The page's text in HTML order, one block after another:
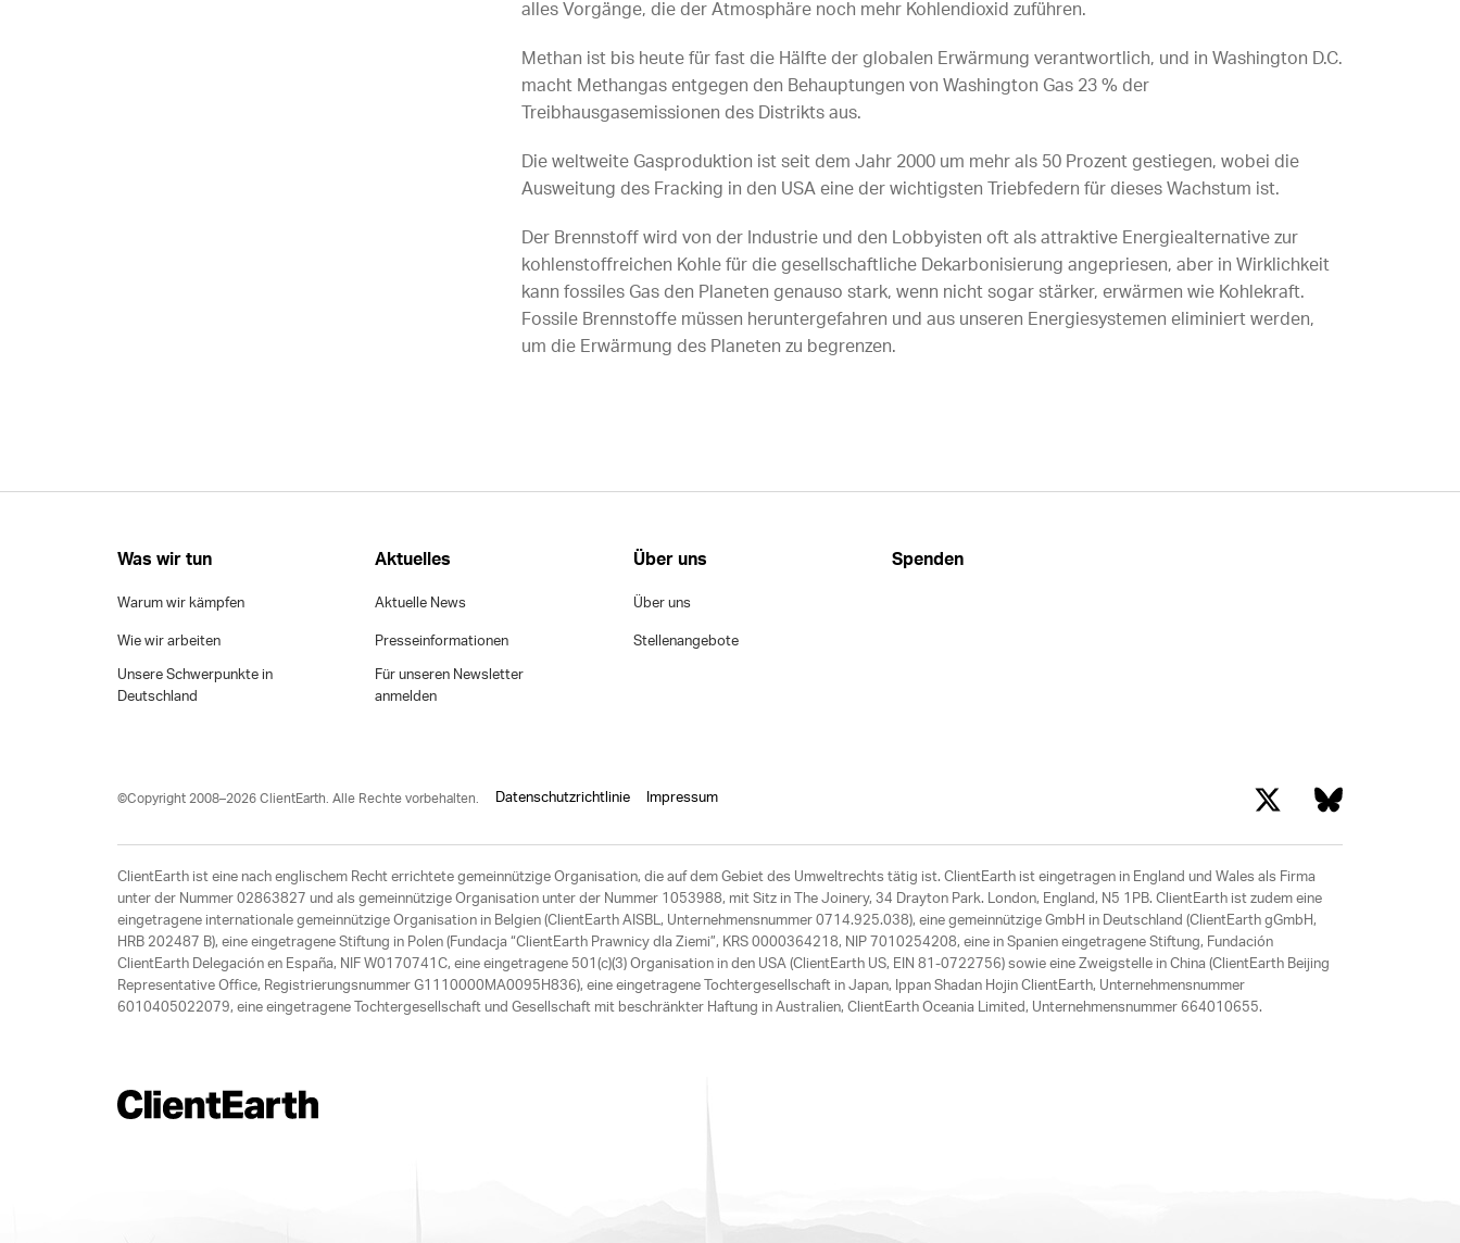
alles Vorgänge, die der Atmosphäre noch mehr Kohlendioxid zuführen.
Methan ist bis heute für fast die Hälfte der globalen Erwärmung verantwortlich, und in Washington D.C.
macht Methangas entgegen den Behauptungen von Washington Gas 23 % der
Treibhausgasemissionen des Distrikts aus.
Die weltweite Gasproduktion ist seit dem Jahr 2000 um mehr als 50 Prozent gestiegen, wobei die
Ausweitung des Fracking in den USA eine der wichtigsten Triebfedern für dieses Wachstum ist.
Der Brennstoff wird von der Industrie und den Lobbyisten oft als attraktive Energiealternative zur
kohlenstoffreichen Kohle für die gesellschaftliche Dekarbonisierung angepriesen, aber in Wirklichkeit
kann fossiles Gas den Planeten genauso stark, wenn nicht sogar stärker, erwärmen wie Kohlekraft.
Fossile Brennstoffe müssen heruntergefahren und aus unseren Energiesystemen eliminiert werden,
um die Erwärmung des Planeten zu begrenzen.
Was wir tun
Warum wir kämpfen
Wie wir arbeiten
Unsere Schwerpunkte in
Deutschland
Aktuelles
Aktuelle News
Presseinformationen
Für unseren Newsletter
anmelden
Über uns
Über uns
Stellenangebote
Spenden
©Copyright 2008–2026 ClientEarth. Alle Rechte vorbehalten. Datenschutzrichtlinie Impressum
ClientEarth ist eine nach englischem Recht errichtete gemeinnützige Organisation, die auf dem Gebiet des Umweltrechts tätig ist. ClientEarth ist eingetragen in England und Wales als Firma
unter der Nummer 02863827 und als gemeinnützige Organisation unter der Nummer 1053988, mit Sitz in The Joinery, 34 Drayton Park. London, England, N5 1PB. ClientEarth ist zudem eine
eingetragene internationale gemeinnützige Organisation in Belgien (ClientEarth AISBL, Unternehmensnummer 0714.925.038), eine gemeinnützige GmbH in Deutschland (ClientEarth gGmbH,
HRB 202487 B), eine eingetragene Stiftung in Polen (Fundacja “ClientEarth Prawnicy dla Ziemi”, KRS 0000364218, NIP 7010254208, eine in Spanien eingetragene Stiftung, Fundación
ClientEarth Delegación en España, NIF W0170741C, eine eingetragene 501(c)(3) Organisation in den USA (ClientEarth US, EIN 81-0722756) sowie eine Zweigstelle in China (ClientEarth Beijing
Representative Office, Registrierungsnummer G1110000MA0095H836), eine eingetragene Tochtergesellschaft in Japan, Ippan Shadan Hojin ClientEarth, Unternehmensnummer
6010405022079, eine eingetragene Tochtergesellschaft und Gesellschaft mit beschränkter Haftung in Australien, ClientEarth Oceania Limited, Unternehmensnummer 664010655.